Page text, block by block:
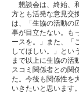
懇談会は、終始、
方とも活発な意見交
は、「生協の活動の
事が目立たない。も
ースを。」また、「
してほしい。」とい
まで以上に生協の活
スコミ関係者との関
た。今後も関係性を
いきたいと思います